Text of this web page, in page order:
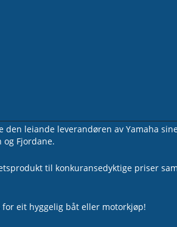
den leiande leverandøren av Yamaha
og Fjordane.
til konkuransedyktige priser
for eit hyggelig båt eller motorkjøp!